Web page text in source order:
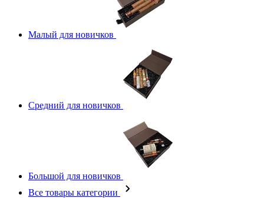
Малый для новичков
Средний для новичков
Большой для новичков
Все товары категории